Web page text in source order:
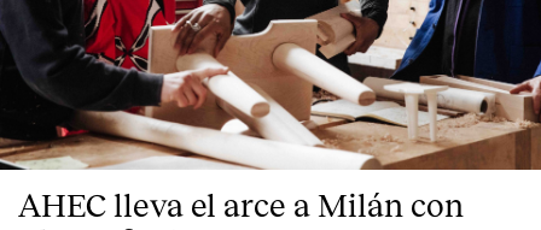
AHEC lleva el arce a Milán con